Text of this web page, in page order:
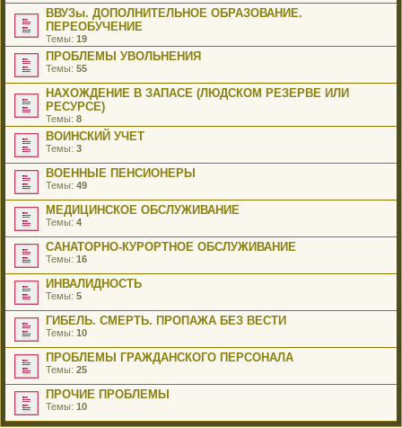
ВВУЗы. ДОПОЛНИТЕЛЬНОЕ ОБРАЗОВАНИЕ.
ПЕРЕОБУЧЕНИЕ
Темы: 19
ПРОБЛЕМЫ УВОЛЬНЕНИЯ
Темы: 55
НАХОЖДЕНИЕ В ЗАПАСЕ (ЛЮДСКОМ РЕЗЕРВЕ ИЛИ
РЕСУРСЕ)
Темы: 8
ВОИНСКИЙ УЧЕТ
Темы: 3
ВОЕННЫЕ ПЕНСИОНЕРЫ
Темы: 49
МЕДИЦИНСКОЕ ОБСЛУЖИВАНИЕ
Темы: 4
САНАТОРНО-КУРОРТНОЕ ОБСЛУЖИВАНИЕ
Темы: 16
ИНВАЛИДНОСТЬ
Темы: 5
ГИБЕЛЬ. СМЕРТЬ. ПРОПАЖА БЕЗ ВЕСТИ
Темы: 10
ПРОБЛЕМЫ ГРАЖДАНСКОГО ПЕРСОНАЛА
Темы: 25
ПРОЧИЕ ПРОБЛЕМЫ
Темы: 10